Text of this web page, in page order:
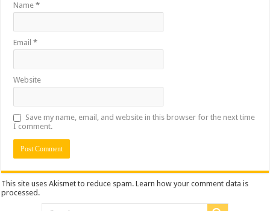
Name*
Email*
Website
Save my name, email, and website in this browser for the next time
I comment.
This site uses Akismet to reduce spam.Learn how your comment data is
processed.